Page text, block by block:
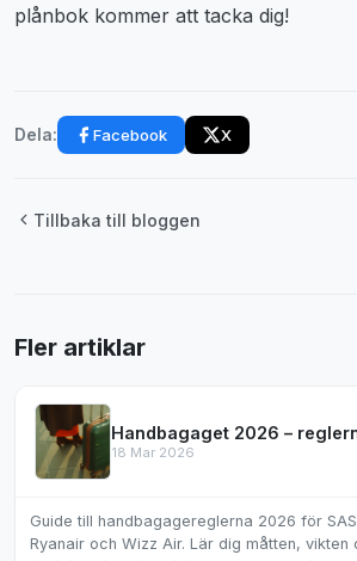
plånbok kommer att tacka dig!
Dela: Facebook X
Tillbaka till bloggen
Fler artiklar
18 Mar 2026
Guide till handbagagereglerna 2026 för
Ryanair och Wizz Air. Lär dig måtten, vikten